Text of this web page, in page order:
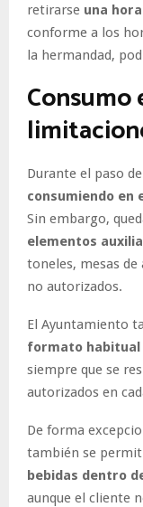
retirarse una
conforme a los
la hermandad,
Durante el paso
consumiendo en
Sin embargo,
elementos
toneles, mesas
no autorizados.
El Ayuntamiento
formato habitual
siempre que se
autorizados en
De forma
también se
bebidas dentro
aunque el cliente